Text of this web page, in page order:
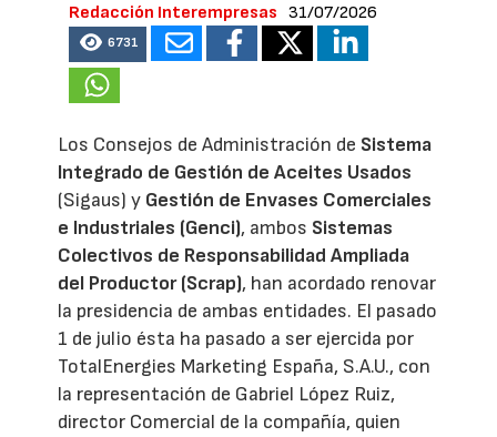
Redacción Interempresas 31/07/2026
6731
Los Consejos de Administración de Sistema
Integrado de Gestión de Aceites Usados
(Sigaus) y Gestión de Envases Comerciales
e Industriales (Genci), ambos Sistemas
Colectivos de Responsabilidad Ampliada
del Productor (Scrap), han acordado renovar
la presidencia de ambas entidades. El pasado
1 de julio ésta ha pasado a ser ejercida por
TotalEnergies Marketing España, S.A.U., con
la representación de Gabriel López Ruiz,
director Comercial de la compañía, quien